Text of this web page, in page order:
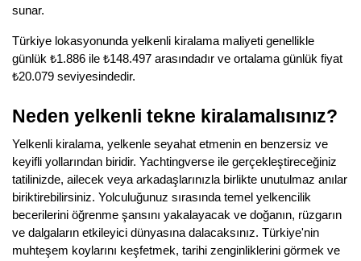
sunar.
Türkiye lokasyonunda yelkenli kiralama maliyeti genellikle
günlük ₺1.886 ile ₺148.497 arasındadır ve ortalama günlük fiyat
₺20.079 seviyesindedir.
Neden yelkenli tekne kiralamalısınız?
Yelkenli kiralama, yelkenle seyahat etmenin en benzersiz ve
keyifli yollarından biridir. Yachtingverse ile gerçekleştireceğiniz
tatilinizde, ailecek veya arkadaşlarınızla birlikte unutulmaz anılar
biriktirebilirsiniz. Yolculuğunuz sırasında temel yelkencilik
becerilerini öğrenme şansını yakalayacak ve doğanın, rüzgarın
ve dalgaların etkileyici dünyasına dalacaksınız. Türkiye'nin
muhteşem koylarını keşfetmek, tarihi zenginliklerini görmek ve